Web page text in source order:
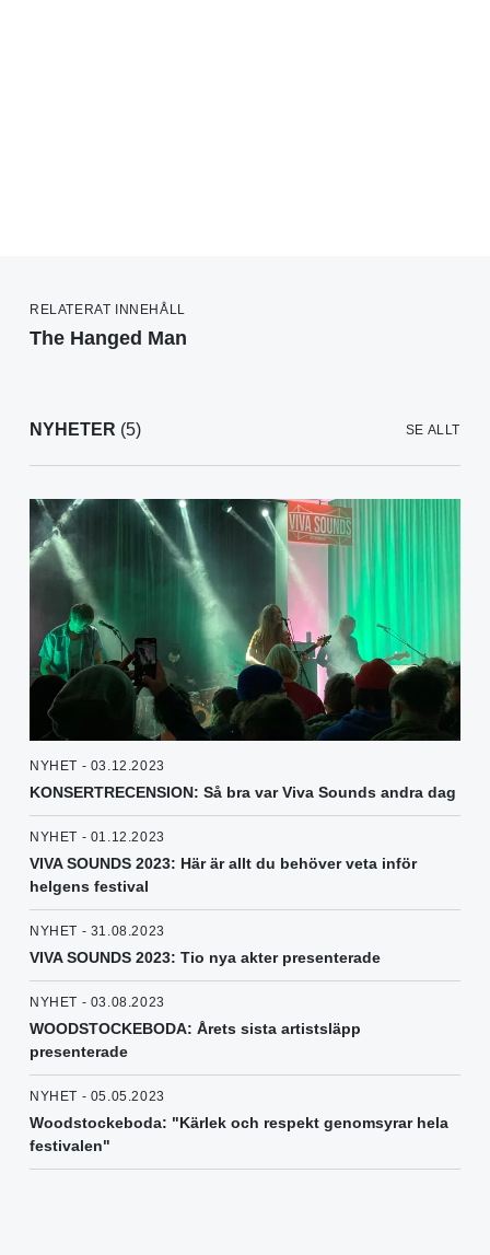
RELATERAT INNEHÅLL
The Hanged Man
NYHETER (5) SE ALLT
NYHET - 03.12.2023
KONSERTRECENSION: Så bra var Viva Sounds andra dag
NYHET - 01.12.2023
VIVA SOUNDS 2023: Här är allt du behöver veta inför
helgens festival
NYHET - 31.08.2023
VIVA SOUNDS 2023: Tio nya akter presenterade
NYHET - 03.08.2023
WOODSTOCKEBODA: Årets sista artistsläpp
presenterade
NYHET - 05.05.2023
Woodstockeboda: "Kärlek och respekt genomsyrar hela
festivalen"